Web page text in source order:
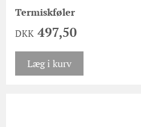
Termiskføler
DKK 497,50
Læg i kurv